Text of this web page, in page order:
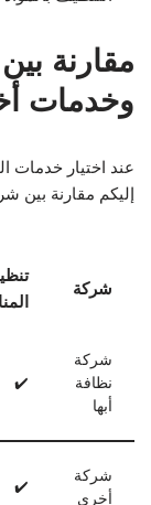
مقارنة
وخدمات
عند اختيار خدمات
إليكم مقارنة بين
شركة
شركة
نظافة
أبها
✔️
شركة
أخرى
✔️